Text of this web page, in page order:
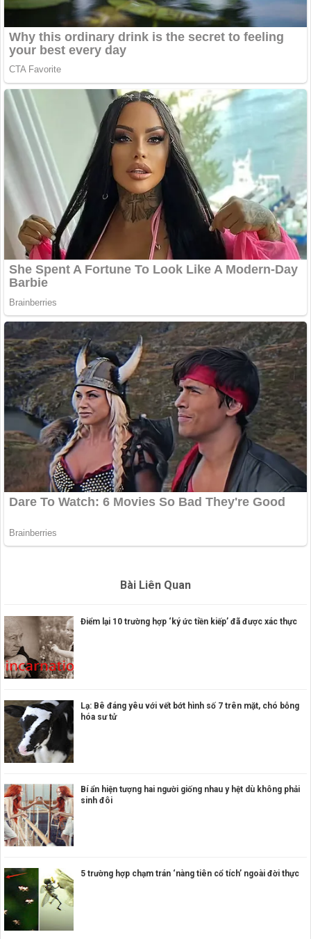
Bài Liên Quan
Điểm lại 10 trường hợp ‘ký ức tiền kiếp’ đã được xác thực
Lạ: Bê đáng yêu với vết bớt hình số 7 trên mặt, chó bỗng
hóa sư tử
Bí ẩn hiện tượng hai người giống nhau y hệt dù không phải
sinh đôi
5 trường hợp chạm trán ‘nàng tiên cổ tích’ ngoài đời thực